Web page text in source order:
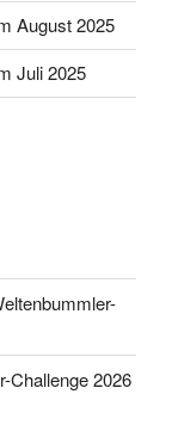
August 2025
Juli 2025
Challenge 2026